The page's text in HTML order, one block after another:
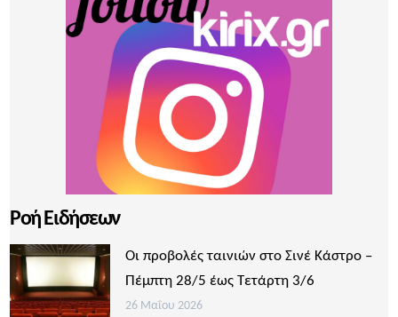
Ροή Ειδήσεων
Οι προβολές ταινιών στο Σινέ Κάστρο –
Πέμπτη 28/5 έως Τετάρτη 3/6
26 Μαΐου 2026